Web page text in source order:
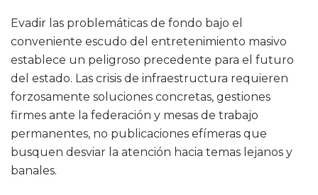
Evadir las problemáticas de fondo bajo el
conveniente escudo del entretenimiento masivo
establece un peligroso precedente para el futuro
del estado. Las crisis de infraestructura requieren
forzosamente soluciones concretas, gestiones
firmes ante la federación y mesas de trabajo
permanentes, no publicaciones efímeras que
busquen desviar la atención hacia temas lejanos y
banales.